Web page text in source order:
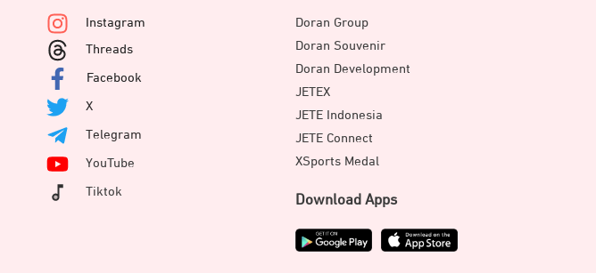
Instagram
Threads
Facebook
X
Telegram
YouTube
Tiktok
Doran Group
Doran Souvenir
Doran Development
JETEX
JETE Indonesia
JETE Connect
XSports Medal
Download Apps